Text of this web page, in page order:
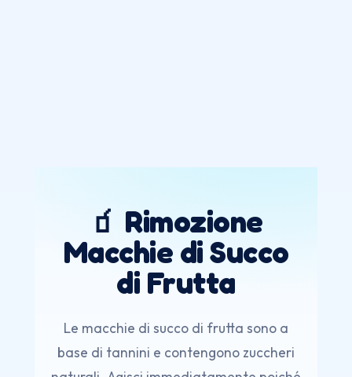
🧃 Rimozione
Macchie di Succo
di Frutta
Le macchie di succo di frutta sono a
base di tannini e contengono zuccheri